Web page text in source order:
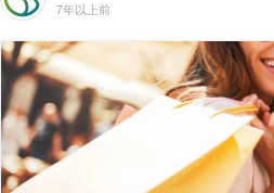
7年以上前